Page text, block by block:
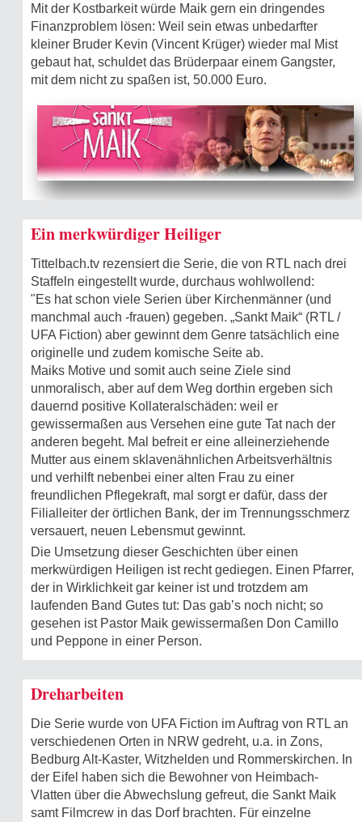
Mit der Kostbarkeit würde Maik gern ein dringendes
Finanzproblem lösen: Weil sein etwas unbedarfter
kleiner Bruder Kevin (Vincent Krüger) wieder mal Mist
gebaut hat, schuldet das Brüderpaar einem Gangster,
mit dem nicht zu spaßen ist, 50.000 Euro.
Ein merkwürdiger Heiliger
Tittelbach.tv rezensiert die Serie, die von RTL nach drei
Staffeln eingestellt wurde, durchaus wohlwollend:
"Es hat schon viele Serien über Kirchenmänner (und
manchmal auch -frauen) gegeben. „Sankt Maik“ (RTL /
UFA Fiction) aber gewinnt dem Genre tatsächlich eine
originelle und zudem komische Seite ab.
Maiks Motive und somit auch seine Ziele sind
unmoralisch, aber auf dem Weg dorthin ergeben sich
dauernd positive Kollateralschäden: weil er
gewissermaßen aus Versehen eine gute Tat nach der
anderen begeht. Mal befreit er eine alleinerziehende
Mutter aus einem sklavenähnlichen Arbeitsverhältnis
und verhilft nebenbei einer alten Frau zu einer
freundlichen Pflegekraft, mal sorgt er dafür, dass der
Filialleiter der örtlichen Bank, der im Trennungsschmerz
versauert, neuen Lebensmut gewinnt.
Die Umsetzung dieser Geschichten über einen
merkwürdigen Heiligen ist recht gediegen. Einen Pfarrer,
der in Wirklichkeit gar keiner ist und trotzdem am
laufenden Band Gutes tut: Das gab’s noch nicht; so
gesehen ist Pastor Maik gewissermaßen Don Camillo
und Peppone in einer Person.
Dreharbeiten
Die Serie wurde von UFA Fiction im Auftrag von RTL an
verschiedenen Orten in NRW gedreht, u.a. in Zons,
Bedburg Alt-Kaster, Witzhelden und Rommerskirchen. In
der Eifel haben sich die Bewohner von Heimbach-
Vlatten über die Abwechslung gefreut, die Sankt Maik
samt Filmcrew in das Dorf brachten. Für einzelne